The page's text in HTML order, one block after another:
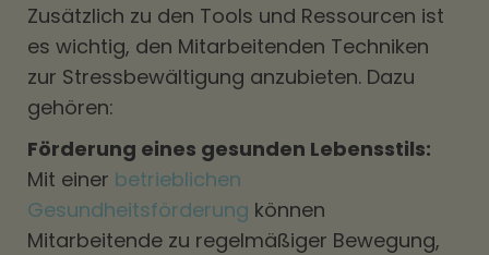
Zusätzlich zu den Tools und Ressourcen ist
es wichtig, den Mitarbeitenden Techniken
zur Stressbewältigung anzubieten. Dazu
gehören:
Förderung eines gesunden Lebensstils:
Mit einer betrieblichen
Gesundheitsförderung können
Mitarbeitende zu regelmäßiger Bewegung,